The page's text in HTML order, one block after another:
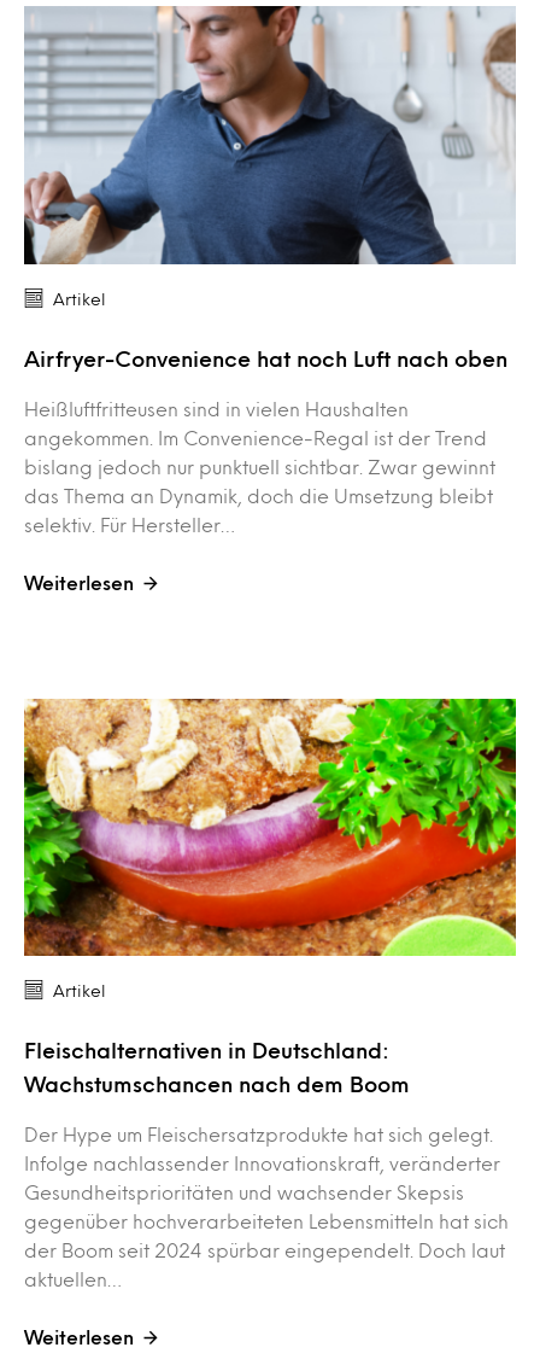
Artikel
Airfryer-Convenience hat noch Luft nach oben
Heißluftfritteusen sind in vielen Haushalten
angekommen. Im Convenience-Regal ist der Trend
bislang jedoch nur punktuell sichtbar. Zwar gewinnt
das Thema an Dynamik, doch die Umsetzung bleibt
selektiv. Für Hersteller…
Weiterlesen
Artikel
Fleischalternativen in Deutschland:
Wachstumschancen nach dem Boom
Der Hype um Fleischersatzprodukte hat sich gelegt.
Infolge nachlassender Innovationskraft, veränderter
Gesundheitsprioritäten und wachsender Skepsis
gegenüber hochverarbeiteten Lebensmitteln hat sich
der Boom seit 2024 spürbar eingependelt. Doch laut
aktuellen…
Weiterlesen